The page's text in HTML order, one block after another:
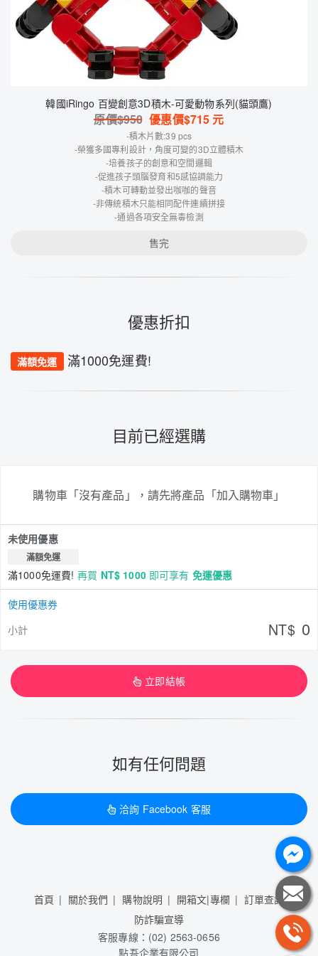
韓國iRingo 百變創意3D積木-可愛動物系列(貓頭鷹)
原價$950 優惠價$715 元
-積木片數:39 pcs
-榮獲多國專利設計，角度可變的3D立體積木
-培養孩子的創意和空間邏輯
-促進孩子頭腦發育和5感協調能力
-積木可轉動並發出咖咖的聲音
-非傳統積木只能相同配件連續拼接
-通過各項安全無毒檢測
售完
優惠折扣
滿額免運 滿1000免運費!
目前已經選購
購物車「沒有產品」，請先將產品「加入購物車」
未使用優惠
滿額免運
滿1000免運費! 再買 NT$ 1000即可享有 免運優惠
使用優惠券
小計
NT$ 0
立即結帳
如有任何問題
洽詢 Facebook 客服
首頁 關於我們 購物說明 開箱文|專欄
訂單查詢
防詐騙宣導
客服專線：(02) 2563-0656
點吾企業有限公司